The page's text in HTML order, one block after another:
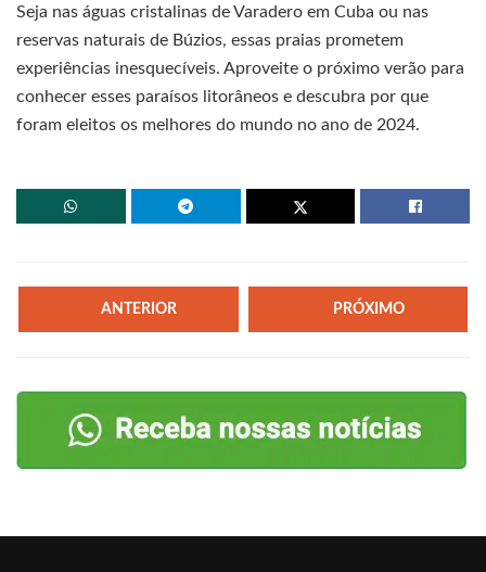
Seja nas águas cristalinas de Varadero em Cuba ou nas
reservas naturais de Búzios, essas praias prometem
experiências inesquecíveis. Aproveite o próximo verão para
conhecer esses paraísos litorâneos e descubra por que
foram eleitos os melhores do mundo no ano de 2024.
ANTERIOR PRÓXIMO